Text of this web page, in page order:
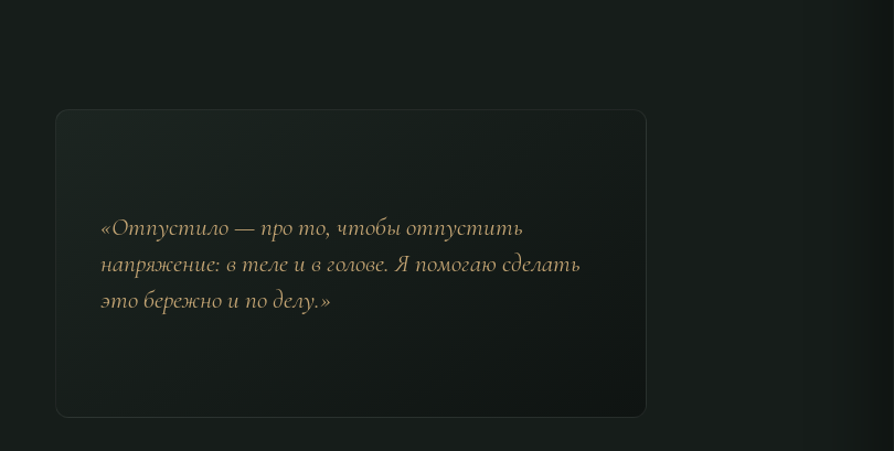
«Отпустило — про то, чтобы отпустить
напряжение: в теле и в голове. Я помогаю сделать
это бережно и по делу.»